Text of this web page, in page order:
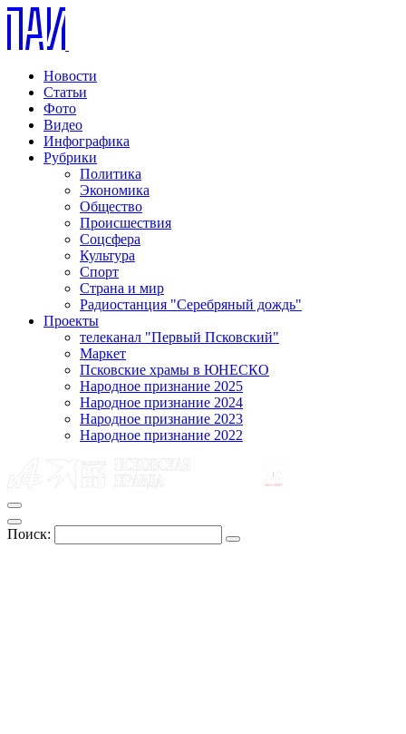
Новости
Статьи
Фото
Видео
Инфографика
Рубрики
Политика
Экономика
Общество
Происшествия
Соцсфера
Культура
Спорт
Страна и мир
Радиостанция "Серебряный дождь"
Проекты
телеканал "Первый Псковский"
Маркет
Псковские храмы в ЮНЕСКО
Народное признание 2025
Народное признание 2024
Народное признание 2023
Народное признание 2022
Поиск: